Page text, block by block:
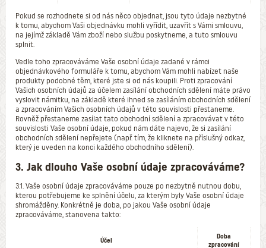
Pokud se rozhodnete si od nás něco objednat, jsou tyto údaje nezbytné
k tomu, abychom Vaši objednávku mohli vyřídit, uzavřít s Vámi smlouvu,
na jejímž základě Vám zboží nebo službu poskytneme, a tuto smlouvu
splnit.
Vedle toho zpracováváme Vaše osobní údaje zadané v rámci
objednávkového formuláře k tomu, abychom Vám mohli nabízet naše
produkty podobné těm, které jste si od nás koupili. Proti zpracování
Vašich osobních údajů za účelem zasílání obchodních sdělení máte právo
vyslovit námitku, na základě které ihned se zasíláním obchodních sdělení
a zpracováním Vašich osobních údajů v této souvislosti přestaneme.
Rovněž přestaneme zasílat tato obchodní sdělení a zpracovávat v této
souvislosti Vaše osobní údaje, pokud nám dáte najevo, že si zasílání
obchodních sdělení nepřejete (např. tím, že kliknete na příslušný odkaz,
který je uveden na konci každého obchodního sdělení).
3. Jak dlouho Vaše osobní údaje zpracováváme?
3.1. Vaše osobní údaje zpracováváme pouze po nezbytně nutnou dobu,
kterou potřebujeme ke splnění účelu, za kterým byly Vaše osobní údaje
shromážděny. Konkrétně je doba, po jakou Vaše osobní údaje
zpracováváme, stanovena takto:
Účel
Doba
zpracování